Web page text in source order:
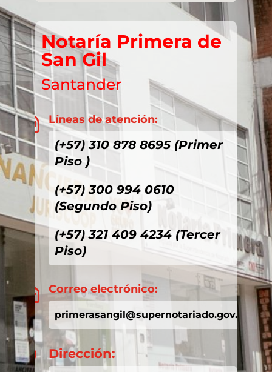
Notaría Primera de
San Gil
Santander
 Líneas de atención:
(+57) 310 878 8695 (Primer
Piso )
(+57) 300 994 0610
(Segundo Piso)
(+57) 321 409 4234 (Tercer
Piso)
 Correo electrónico:
primerasangil@supernotariado.gov.co

Dirección: